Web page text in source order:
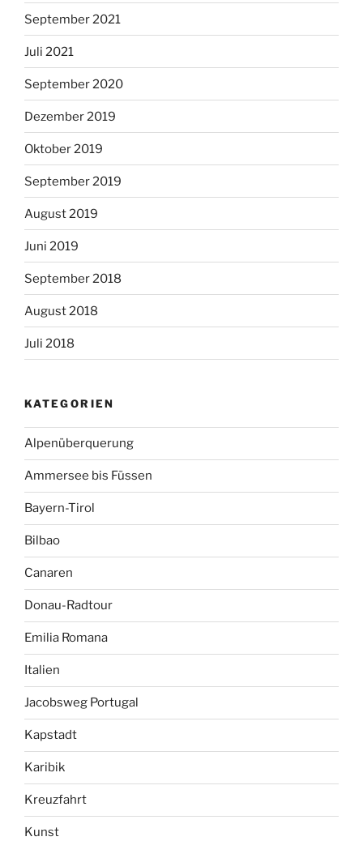
September 2021
Juli 2021
September 2020
Dezember 2019
Oktober 2019
September 2019
August 2019
Juni 2019
September 2018
August 2018
Juli 2018
KATEGORIEN
Alpenüberquerung
Ammersee bis Füssen
Bayern-Tirol
Bilbao
Canaren
Donau-Radtour
Emilia Romana
Italien
Jacobsweg Portugal
Kapstadt
Karibik
Kreuzfahrt
Kunst